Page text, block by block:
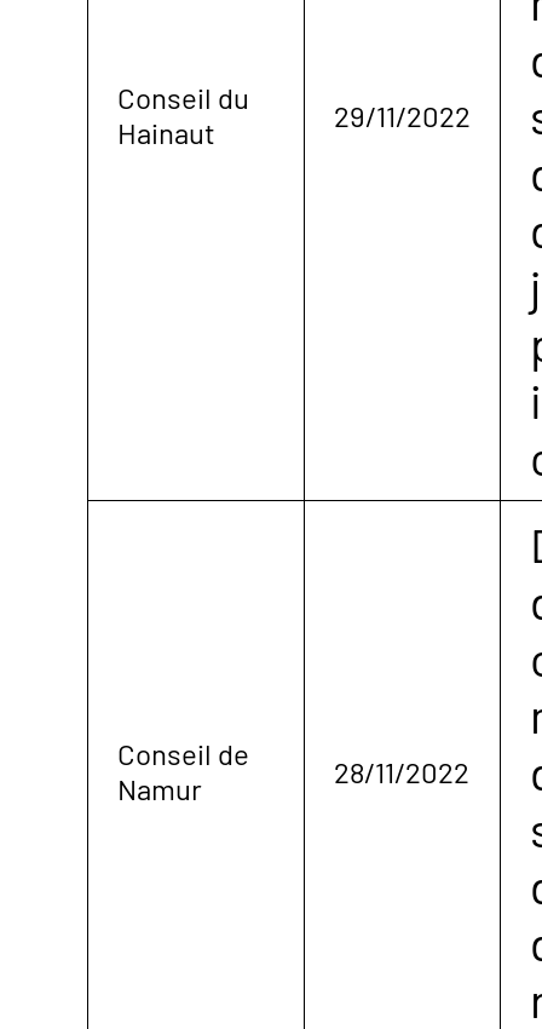
Conseil du
Hainaut
29/11/2022
Conseil de
Namur
28/11/2022